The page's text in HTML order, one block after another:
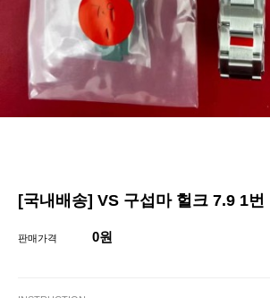
[국내배송] VS 구섭마 헐크 7.9 1번
판매가격 0원